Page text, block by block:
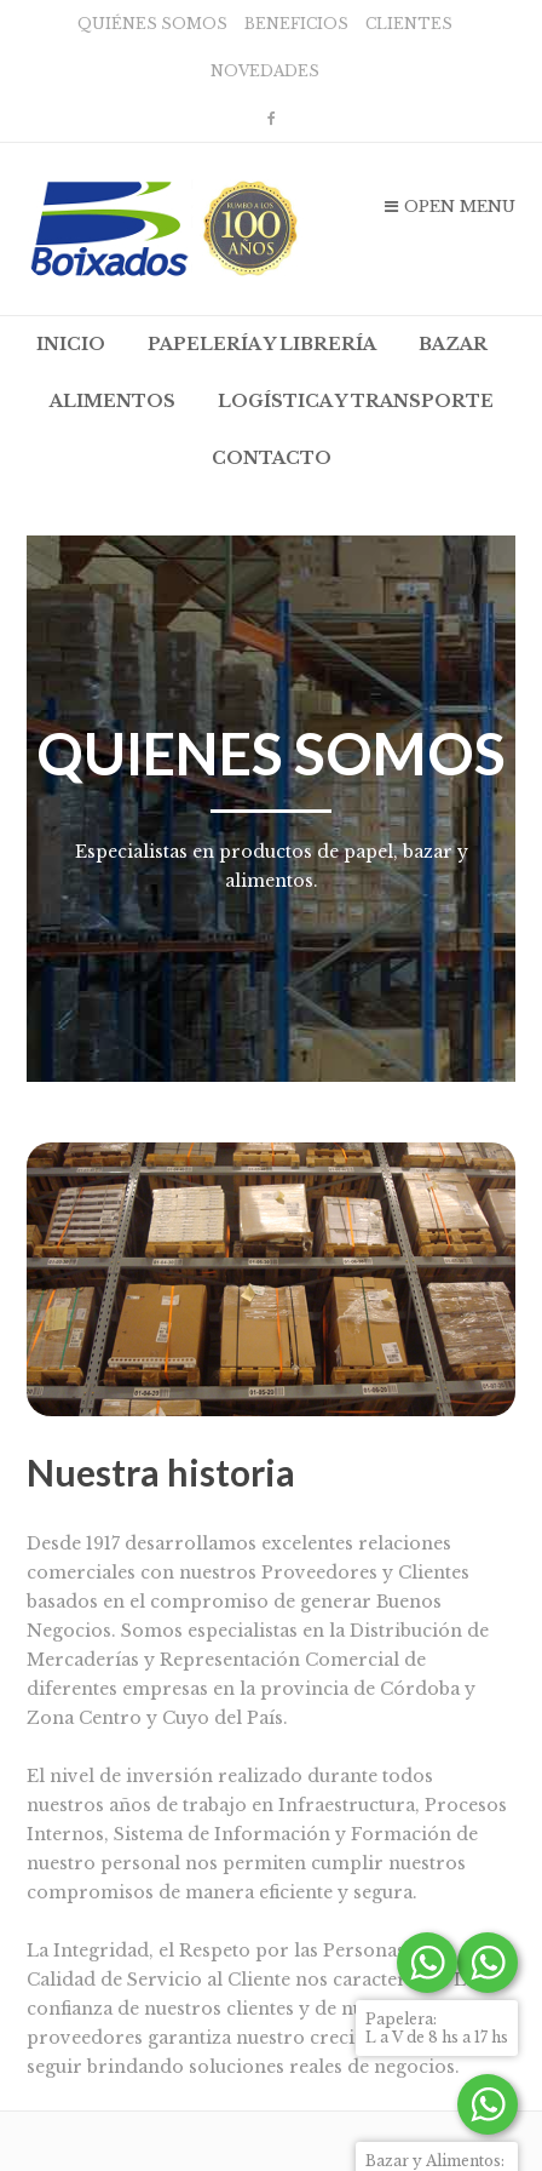
QUIÉNES SOMOS BENEFICIOS CLIENTES
NOVEDADES
OPEN MENU
INICIO PAPELERÍA Y LIBRERÍA BAZAR
ALIMENTOS LOGÍSTICA Y TRANSPORTE
CONTACTO
QUIENES SOMOS
Especialistas en productos de papel, bazar y
alimentos.
Nuestra historia
Desde 1917 desarrollamos excelentes relaciones
comerciales con nuestros Proveedores y Clientes
basados en el compromiso de generar Buenos
Negocios. Somos especialistas en la Distribución de
Mercaderías y Representación Comercial de
diferentes empresas en la provincia de Córdoba y
Zona Centro y Cuyo del País.
El nivel de inversión realizado durante todos
nuestros años de trabajo en Infraestructura, Procesos
Internos, Sistema de Información y Formación de
nuestro personal nos permiten cumplir nuestros
compromisos de manera eficiente y segura.
La Integridad, el Respeto por las Personas y la
Calidad de Servicio al Cliente nos caracterizan. La
confianza de nuestros clientes y de nuestros
proveedores garantiza nuestro crecimiento para
seguir brindando soluciones reales de negocios.
Bazar y Alimentos:
Papelera:
L a V de 8 hs a 17 hs